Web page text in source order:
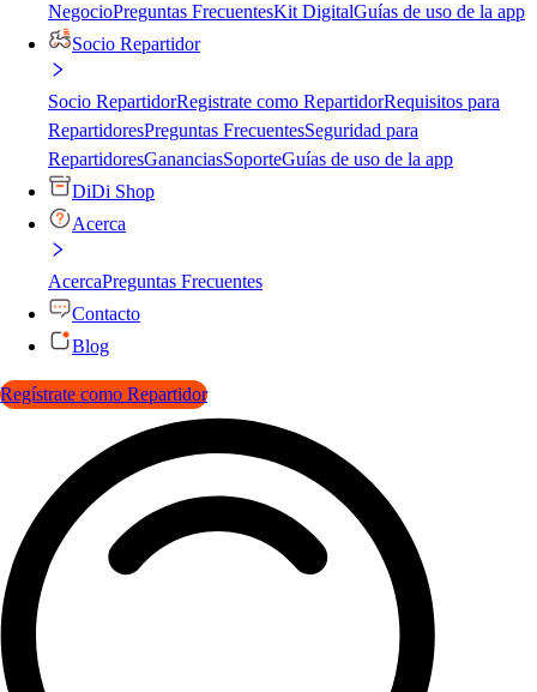
NegocioPreguntas FrecuentesKit DigitalGuías de uso de la app
Socio Repartidor
Socio RepartidorRegistrate como RepartidorRequisitos para
RepartidoresPreguntas FrecuentesSeguridad para
RepartidoresGananciasSoporteGuías de uso de la app
DiDi Shop
Acerca
AcercaPreguntas Frecuentes
Contacto
Blog
Regístrate como Repartidor